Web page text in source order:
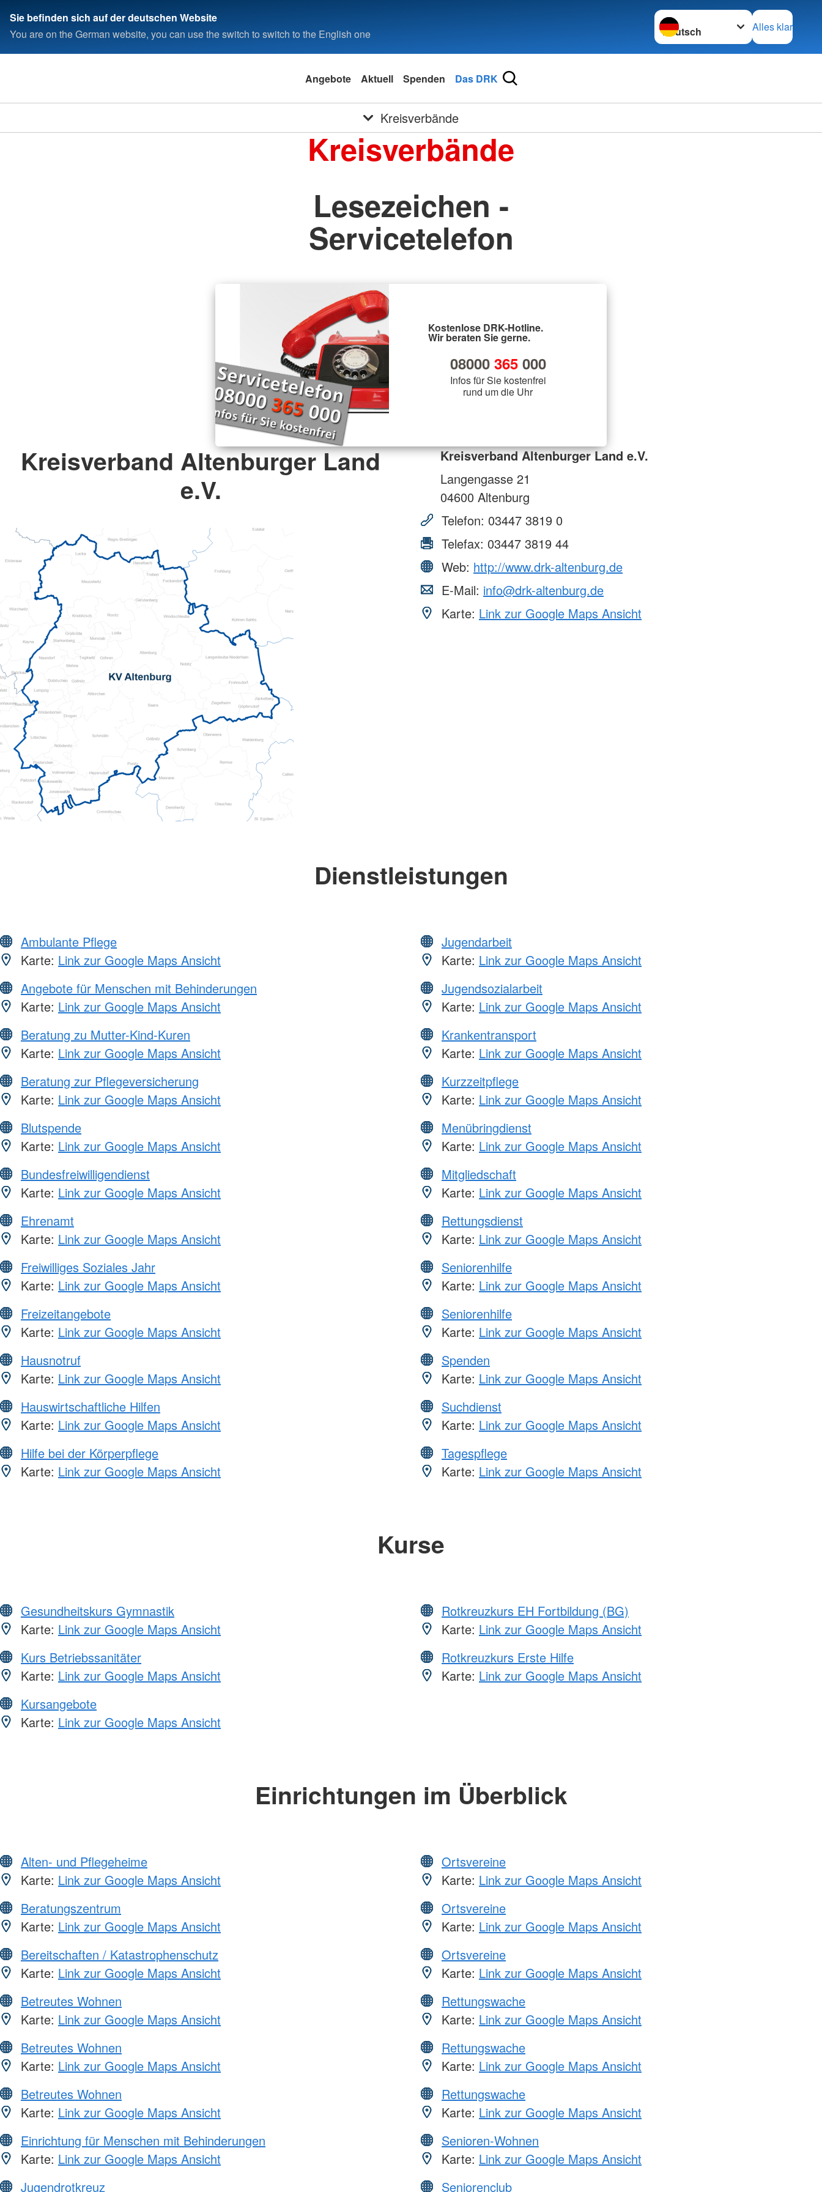
Sie befinden sich auf der deutschen Website
You are on the German website, you can use the switch to switch to the English one
Sprache wechseln zu
Alles klar
Angebote Aktuell Spenden Das DRK
Kreisverbände
Kreisverbände
Lesezeichen -
Servicetelefon
Kostenlose DRK-Hotline.
Wir beraten Sie gerne.
08000 365000
Infos für Sie kostenfrei
rund um die Uhr
Kreisverband Altenburger Land
e.V.
Kreisverband Altenburger Land e.V.
Langengasse 21
04600 Altenburg
Telefon: 03447 3819 0
Telefax: 03447 3819 44
Web: http://www.drk-altenburg.de
E-Mail: info@drk-altenburg.de
Karte: Link zur Google Maps Ansicht
Dienstleistungen
Ambulante Pflege
Karte: Link zur Google Maps Ansicht
Angebote für Menschen mit Behinderungen
Karte: Link zur Google Maps Ansicht
Beratung zu Mutter-Kind-Kuren
Karte: Link zur Google Maps Ansicht
Beratung zur Pflegeversicherung
Karte: Link zur Google Maps Ansicht
Blutspende
Karte: Link zur Google Maps Ansicht
Bundesfreiwilligendienst
Karte: Link zur Google Maps Ansicht
Ehrenamt
Karte: Link zur Google Maps Ansicht
Freiwilliges Soziales Jahr
Karte: Link zur Google Maps Ansicht
Freizeitangebote
Karte: Link zur Google Maps Ansicht
Hausnotruf
Karte: Link zur Google Maps Ansicht
Hauswirtschaftliche Hilfen
Karte: Link zur Google Maps Ansicht
Hilfe bei der Körperpflege
Karte: Link zur Google Maps Ansicht
Jugendarbeit
Karte: Link zur Google Maps Ansicht
Jugendsozialarbeit
Karte: Link zur Google Maps Ansicht
Krankentransport
Karte: Link zur Google Maps Ansicht
Kurzzeitpflege
Karte: Link zur Google Maps Ansicht
Menübringdienst
Karte: Link zur Google Maps Ansicht
Mitgliedschaft
Karte: Link zur Google Maps Ansicht
Rettungsdienst
Karte: Link zur Google Maps Ansicht
Seniorenhilfe
Karte: Link zur Google Maps Ansicht
Seniorenhilfe
Karte: Link zur Google Maps Ansicht
Spenden
Karte: Link zur Google Maps Ansicht
Suchdienst
Karte: Link zur Google Maps Ansicht
Tagespflege
Karte: Link zur Google Maps Ansicht
Kurse
Gesundheitskurs Gymnastik
Karte: Link zur Google Maps Ansicht
Kurs Betriebssanitäter
Karte: Link zur Google Maps Ansicht
Kursangebote
Karte: Link zur Google Maps Ansicht
Rotkreuzkurs EH Fortbildung (BG)
Karte: Link zur Google Maps Ansicht
Rotkreuzkurs Erste Hilfe
Karte: Link zur Google Maps Ansicht
Einrichtungen im Überblick
Alten- und Pflegeheime
Karte: Link zur Google Maps Ansicht
Beratungszentrum
Karte: Link zur Google Maps Ansicht
Bereitschaften / Katastrophenschutz
Karte: Link zur Google Maps Ansicht
Betreutes Wohnen
Karte: Link zur Google Maps Ansicht
Betreutes Wohnen
Karte: Link zur Google Maps Ansicht
Betreutes Wohnen
Karte: Link zur Google Maps Ansicht
Einrichtung für Menschen mit Behinderungen
Karte: Link zur Google Maps Ansicht
Jugendrotkreuz
Ortsvereine
Karte: Link zur Google Maps Ansicht
Ortsvereine
Karte: Link zur Google Maps Ansicht
Ortsvereine
Karte: Link zur Google Maps Ansicht
Rettungswache
Karte: Link zur Google Maps Ansicht
Rettungswache
Karte: Link zur Google Maps Ansicht
Rettungswache
Karte: Link zur Google Maps Ansicht
Senioren-Wohnen
Karte: Link zur Google Maps Ansicht
Seniorenclub